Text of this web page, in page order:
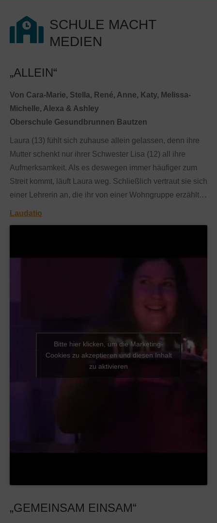
SCHULE MACHT
MEDIEN
„ALLEIN“
Von Cara-Marie, Stella, René, Anne, Katy, Melissa-
Michelle, Alexa & Ashley
Oberschule Gesundbrunnen Bautzen
Laura (13) fühlt sich zuhause allein gelassen, denn ihre
Mutter schenkt nur ihrer Schwester Lisa (12) all ihre
Aufmerksamkeit. Als es deswegen immer häufiger zum
Streit kommt, läuft Laura weg. Schließlich vertraut sie sich
einer Lehrerin an, die ihr von einer Wohngruppe erzählt…
Laudatio
Bitte hier klicken, um die Marketing-
Cookies zu akzeptieren und diesen Inhalt
zu aktivieren
„GEMEINSAM EINSAM“